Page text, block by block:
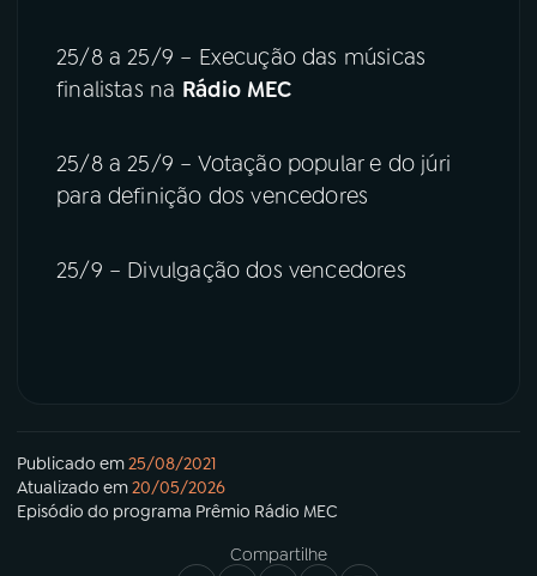
25/8 a 25/9 – Execução das músicas
finalistas na Rádio MEC
25/8 a 25/9 – Votação popular e do júri
para definição dos vencedores
25/9 – Divulgação dos vencedores
Publicado em25/08/2021
Atualizado em20/05/2026
Episódio do programa Prêmio Rádio MEC
Compartilhe